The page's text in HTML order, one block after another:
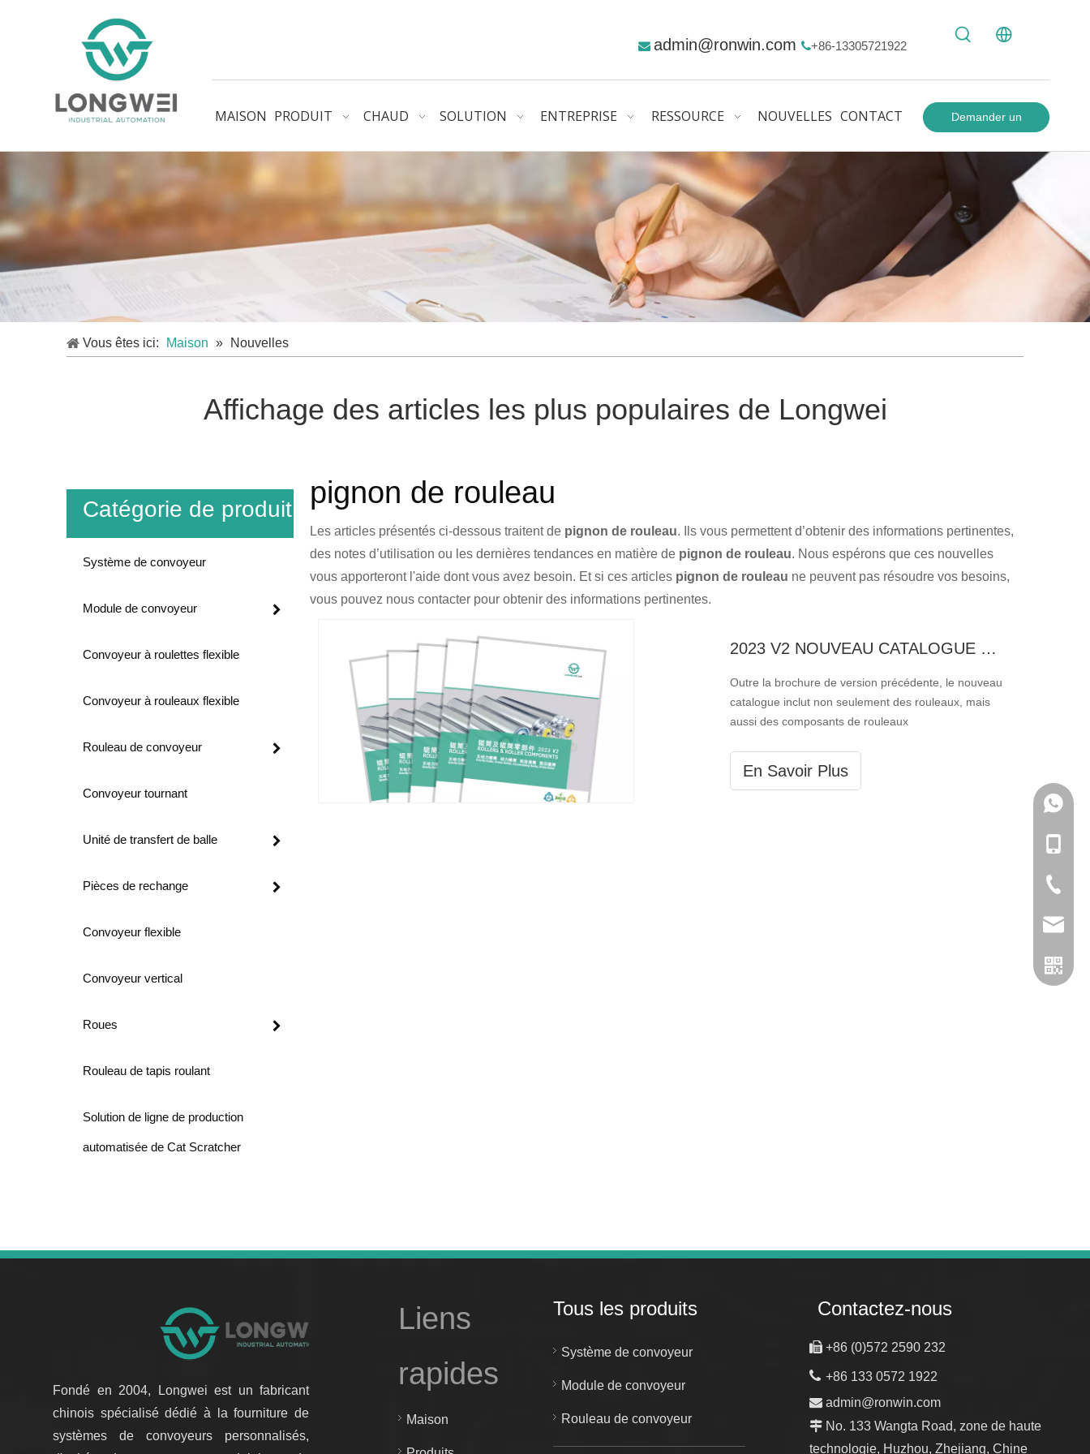
 admin@ronwin.com+86-13305721922
MAISON PRODUIT CHAUD SOLUTION ENTREPRISE RESSOURCE NOUVELLES CONTACT Demander un
Vous êtes ici: Maison » Nouvelles
Affichage des articles les plus populaires de Longwei
Catégorie de produit
Système de convoyeur
Module de convoyeur
Convoyeur à roulettes flexible
Convoyeur à rouleaux flexible
Rouleau de convoyeur
Convoyeur tournant
Unité de transfert de balle
Pièces de rechange
Convoyeur flexible
Convoyeur vertical
Roues
Rouleau de tapis roulant
Solution de ligne de production
automatisée de Cat Scratcher
pignon de rouleau
Les articles présentés ci-dessous traitent de pignon de rouleau. Ils vous permettent d’obtenir des informations pertinentes,
des notes d’utilisation ou les dernières tendances en matière de pignon de rouleau. Nous espérons que ces nouvelles
vous apporteront l'aide dont vous avez besoin. Et si ces articles pignon de rouleau ne peuvent pas résoudre vos besoins,
vous pouvez nous contacter pour obtenir des informations pertinentes.
2023 V2 NOUVEAU CATALOGUE DE ROULEZ ET COMPOSANTS DE ROLLER
Outre la brochure de version précédente, le nouveau
catalogue inclut non seulement des rouleaux, mais
aussi des composants de rouleaux
En Savoir Plus
Fondé en 2004, Longwei est un fabricant
chinois spécialisé dédié à la fourniture de
systèmes de convoyeurs personnalisés,
Liens
rapides
Maison
Tous les produits
Système de convoyeur
Module de convoyeur
Rouleau de convoyeur
Contactez-nous
+86 (0)572 2590 232
 +86 133 0572 1922
 admin@ronwin.com
No. 133 Wangta Road, zone de haute
technologie, Huzhou, Zhejiang, Chine
+86-